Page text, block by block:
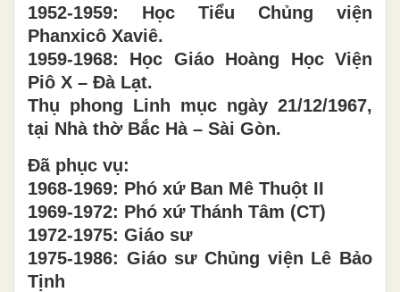
1952-1959: Học Tiểu Chủng viện
Phanxicô Xaviê.
1959-1968: Học Giáo Hoàng Học Viện
Piô X – Đà Lạt.
Thụ phong Linh mục ngày 21/12/1967,
tại Nhà thờ Bắc Hà – Sài Gòn.
Đã phục vụ:
1968-1969: Phó xứ Ban Mê Thuột II
1969-1972: Phó xứ Thánh Tâm (CT)
1972-1975: Giáo sư
1975-1986: Giáo sư Chủng viện Lê Bảo
Tịnh